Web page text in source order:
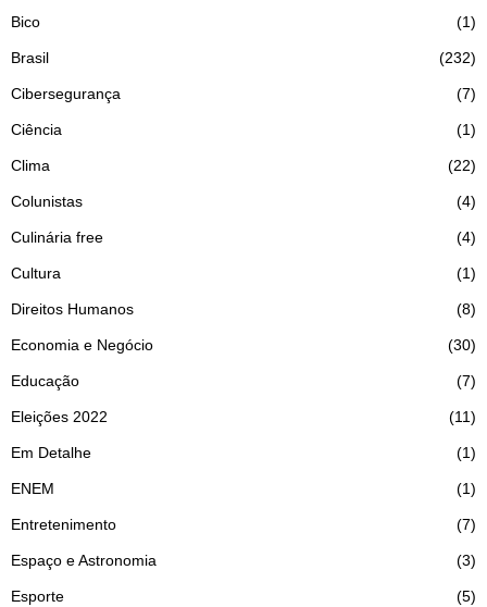
Bico 1
Brasil 232
Cibersegurança 7
Ciência 1
Clima 22
Colunistas 4
Culinária free 4
Cultura 1
Direitos Humanos 8
Economia e Negócio 30
Educação 7
Eleições 2022 11
Em Detalhe 1
ENEM 1
Entretenimento 7
Espaço e Astronomia 3
Esporte 5